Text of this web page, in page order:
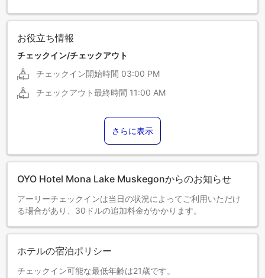
お役立ち情報
チェックイン/チェックアウト
チェックイン開始時間 03:00 PM
チェックアウト最終時間 11:00 AM
さらに表示
OYO Hotel Mona Lake Muskegonからのお知らせ
アーリーチェックインは当日の状況によってご利用いただけ
る場合があり、30ドルの追加料金がかかります。
ホテルの宿泊ポリシー
チェックイン可能な最低年齢は21歳です。